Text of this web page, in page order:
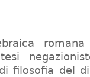
filosofia del